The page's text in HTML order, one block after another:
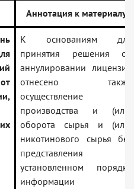
Аннотация к материалу
К основаниям для
принятия решения об
аннулировании лицензии
отнесено также
осуществление
производства и (или)
оборота сырья и (или)
никотинового сырья без
представления в
установленном порядке
информации в